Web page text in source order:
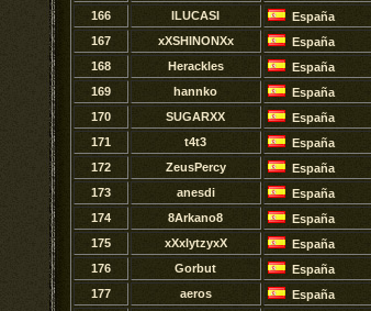
166
ILUCASI España
167
xXSHINONXx España
168
Herackles España
169
hannko España
170
SUGARXX España
171
t4t3 España
172
ZeusPercy España
173
anesdi España
174
8Arkano8 España
175
xXxlytzyxX España
176
Gorbut España
177
aeros España